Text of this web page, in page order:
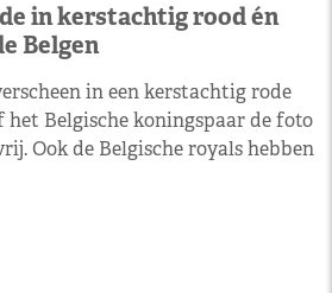
in kerstachtig rood én
Belgen
in een kerstachtig rode
Belgische koningspaar de foto
Ook de Belgische royals hebben